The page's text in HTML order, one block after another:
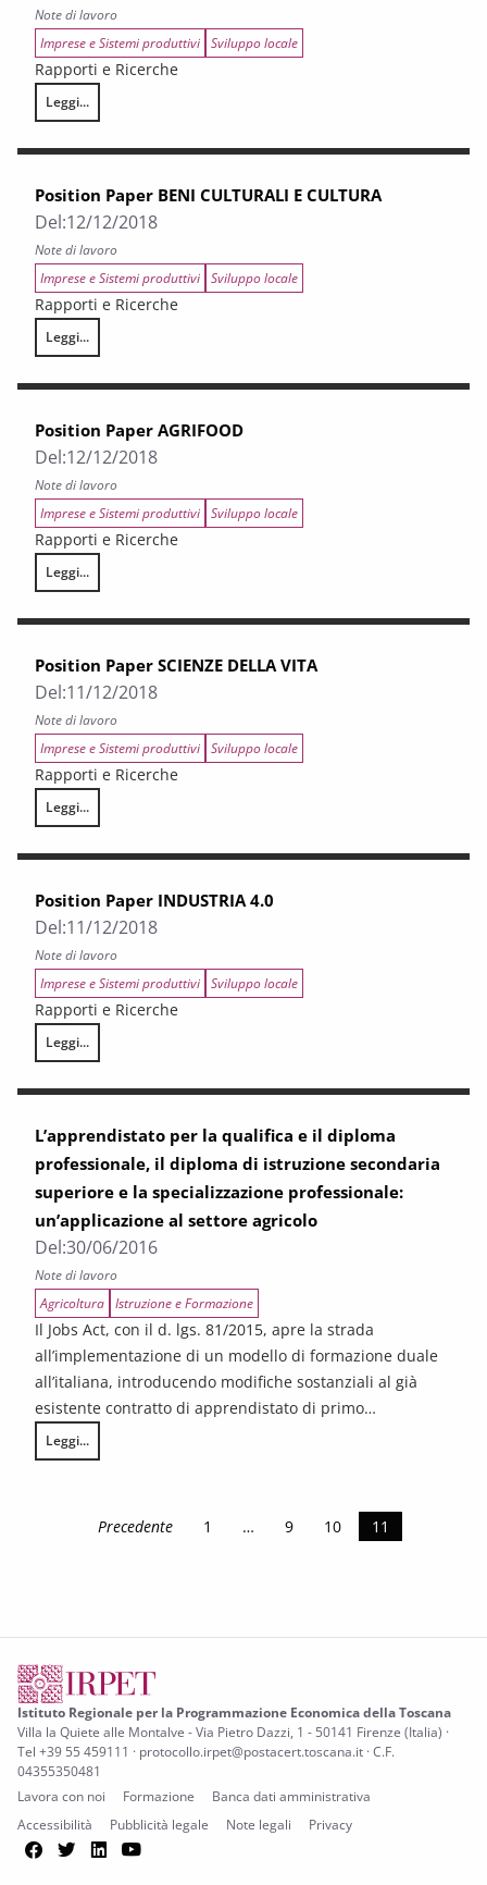
Note di lavoro
Imprese e Sistemi produttivi Sviluppo locale
Rapporti e Ricerche
Leggi...
Position Paper ECONOMIA CIRCOLARE
Position Paper BENI CULTURALI E CULTURA
Del:12/12/2018
Note di lavoro
Imprese e Sistemi produttivi Sviluppo locale
Rapporti e Ricerche
Leggi...
Position Paper BENI CULTURALI E CULTURA
Position Paper AGRIFOOD
Del:12/12/2018
Note di lavoro
Imprese e Sistemi produttivi Sviluppo locale
Rapporti e Ricerche
Leggi...
Position Paper AGRIFOOD
Position Paper SCIENZE DELLA VITA
Del:11/12/2018
Note di lavoro
Imprese e Sistemi produttivi Sviluppo locale
Rapporti e Ricerche
Leggi...
Position Paper SCIENZE DELLA VITA
Position Paper INDUSTRIA 4.0
Del:11/12/2018
Note di lavoro
Imprese e Sistemi produttivi Sviluppo locale
Rapporti e Ricerche
Leggi...
Position Paper INDUSTRIA 4.0
L’apprendistato per la qualifica e il diploma
professionale, il diploma di istruzione secondaria
superiore e la specializzazione professionale:
un’applicazione al settore agricolo
Del:30/06/2016
Note di lavoro
Agricoltura Istruzione e Formazione
Il Jobs Act, con il d. lgs. 81/2015, apre la strada
all’implementazione di un modello di formazione duale
all’italiana, introducendo modifiche sostanziali al già
esistente contratto di apprendistato di primo…
Leggi...
L’apprendistato per la qualifica e il diploma professionale, il diploma
Precedente 1 … 9 10 11
Istituto Regionale per la Programmazione Economica della Toscana
Villa la Quiete alle Montalve - Via Pietro Dazzi, 1 - 50141 Firenze (Italia) ·
Tel +39 55 459111 · protocollo.irpet@postacert.toscana.it · C.F.
04355350481
Lavora con noi
Formazione
Banca dati amministrativa
Accessibilità
Pubblicità legale Note legali Privacy
Facebook
TwitterLinkedIn